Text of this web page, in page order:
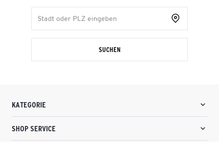
SUCHEN
KATEGORIE
SHOP SERVICE